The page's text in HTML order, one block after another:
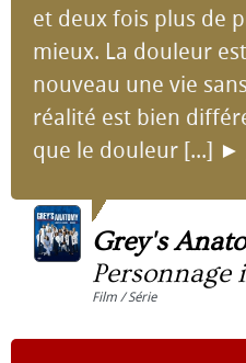
et deux fois plus de
mieux. La douleur
nouveau une vie
réalité est bien
que le douleur [...] ►
Grey's
Personnage
Film / Série